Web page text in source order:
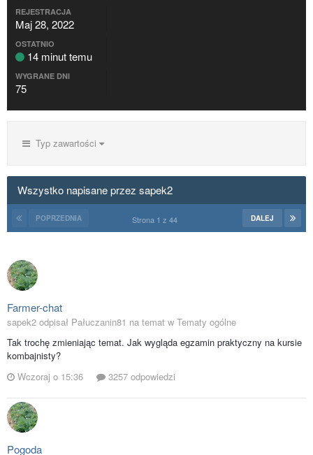
REJESTRACJA
Maj 28, 2022
OSTATNIO
14 minut temu
WYGRANE DNI
75
Typ zawartości
Wszystko napisane przez sapek2
POPRZEDNIA DALEJ
Strona 1 z 44
Farmer-chat
sapek2 odpisał Pałuczanin81 na temat w Tematy ogólne
Tak trochę zmieniając temat. Jak wygląda egzamin praktyczny na kursie
kombajnisty?
Wczoraj o 15:36
3257 odpowiedzi
Pogoda